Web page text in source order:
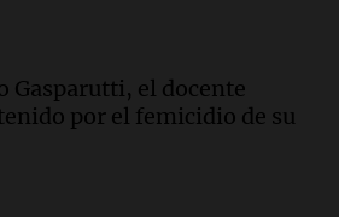
víctimas fatales en
tránsito en Mendoza
Gasparutti, el docente
por el femicidio de su